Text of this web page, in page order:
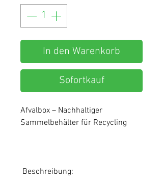
In den Warenkorb
Sofortkauf
Afvalbox – Nachhaltiger
Sammelbehälter für Recycling
Beschreibung: